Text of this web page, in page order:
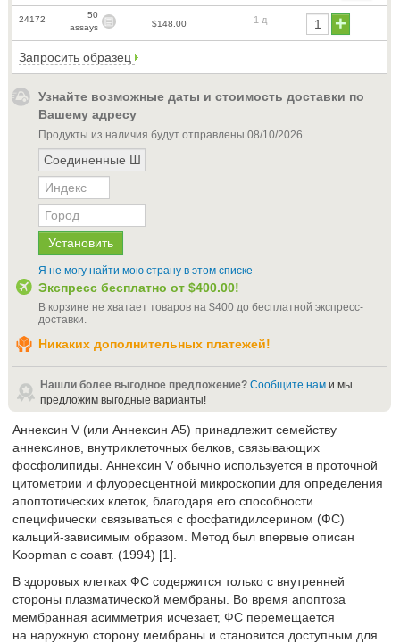
24172
50
assays
$148.00 1 д
Запросить образец
Узнайте возможные даты и стоимость доставки по
Вашему адресу
Продукты из наличия будут отправлены 08/10/2026
Я не могу найти мою страну в этом списке
Экспресс бесплатно от $400.00!
В корзине не хватает товаров на $400 до бесплатной экспресс-
доставки
Никаких дополнительных платежей!
Нашли более выгодное предложение? Сообщите нам и мы
предложим выгодные варианты!
Аннексин V (или Аннексин A5) принадлежит семейству
аннексинов, внутриклеточных белков, связывающих
фосфолипиды. Аннексин V обычно используется в проточной
цитометрии и флуоресцентной микроскопии для определения
апоптотических клеток, благодаря его способности
специфически связываться с фосфатидилсерином (ФС)
кальций-зависимым образом. Метод был впервые описан
Koopman с соавт. (1994) [1].
В здоровых клетках ФС содержится только с внутренней
стороны плазматической мембраны. Во время апоптоза
мембранная асимметрия исчезает, ФС перемещается
на наружную сторону мембраны и становится доступным для